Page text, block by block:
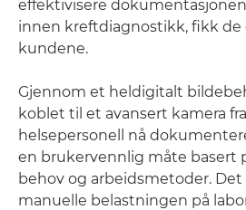
effektivisere
innen kreftdiagnostikk, fikk de
kundene.
Gjennom et heldigitalt
koblet til et avansert kamera
helsepersonell nå
en brukervennlig måte basert
behov og arbeidsmetoder.
manuelle belastningen på